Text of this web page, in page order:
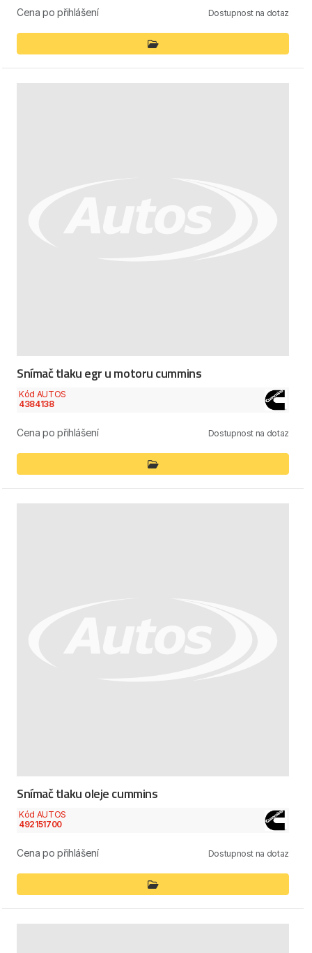
Cena po přihlášení Dostupnost na dotaz
Snímač tlaku egr u motoru cummins
Kód AUTOS
4384138
Cena po přihlášení Dostupnost na dotaz
Snímač tlaku oleje cummins
Kód AUTOS
492151700
Cena po přihlášení Dostupnost na dotaz